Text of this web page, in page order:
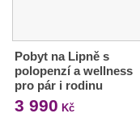
Pobyt na Lipně s
polopenzí a wellness
pro pár i rodinu
3 990 Kč